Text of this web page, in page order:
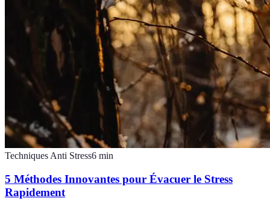
Techniques Anti Stress6 min
5 Méthodes Innovantes pour Évacuer le Stress
Rapidement